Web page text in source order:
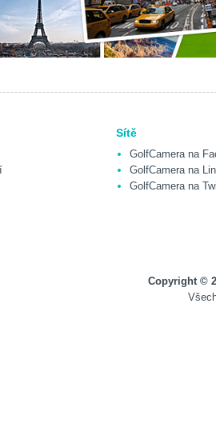
Sítě
GolfCamera na
GolfCamera na
GolfCamera na
Copyright ©